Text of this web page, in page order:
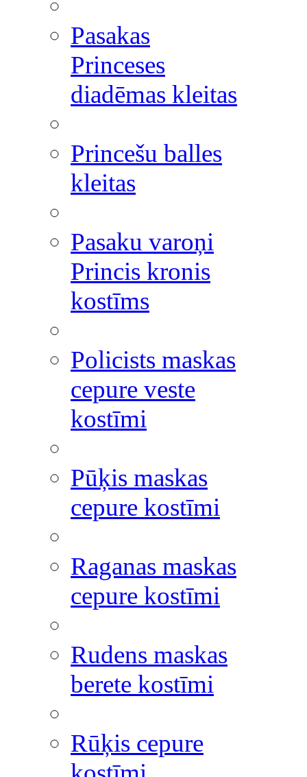
Pasakas
Princeses
diadēmas kleitas
Princešu balles
kleitas
Pasaku varoņi
Princis kronis
kostīms
Policists maskas
cepure veste
kostīmi
Pūķis maskas
cepure kostīmi
Raganas maskas
cepure kostīmi
Rudens maskas
berete kostīmi
Rūķis cepure